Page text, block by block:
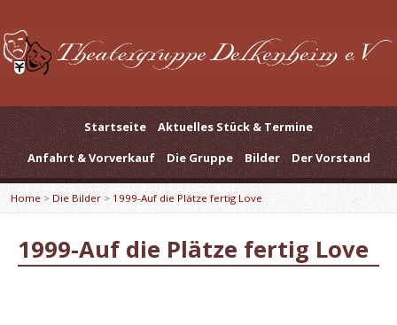
Startseite
Aktuelles Stück & Termine
Anfahrt & Vorverkauf
Die Gruppe Bilder Der Vorstand
Home > Die Bilder> 1999-Auf die Plätze fertig Love
1999-Auf die Plätze fertig Love